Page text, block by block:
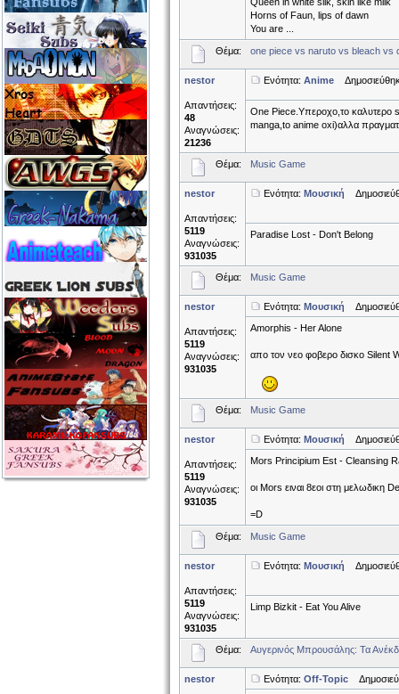
Horns of Faun, lips of dawn
You are ...
Θέμα: one piece vs naruto vs bleach vs
nestor
Απαντήσεις:
48
Αναγνώσεις:
21236
Ενότητα: Anime
One Piece.Υπεροχο,το καλυτερο
manga,to anime oxi)αλλα
Θέμα: Music Game
nestor
Απαντήσεις:
5119
Αναγνώσεις:
931035
Ενότητα: Μουσική
Paradise Lost - Don't Belong
Θέμα: Music Game
nestor
Απαντήσεις:
5119
Αναγνώσεις:
931035
Ενότητα: Μουσική
Amorphis - Her Alone
απο τον νεο φοβερο δισκο Silent
Θέμα: Music Game
nestor
Απαντήσεις:
5119
Αναγνώσεις:
931035
Ενότητα: Μουσική
Mors Principium Est - Cleansing
οι Mors ειναι 8εοι στη μελωδικη
=D
Θέμα: Music Game
nestor
Απαντήσεις:
5119
Αναγνώσεις:
931035
Ενότητα: Μουσική
Limp Bizkit - Eat You Alive
Θέμα: Αυγερινός Μπρουσάλης: Τα
nestor Ενότητα: Off-Topic